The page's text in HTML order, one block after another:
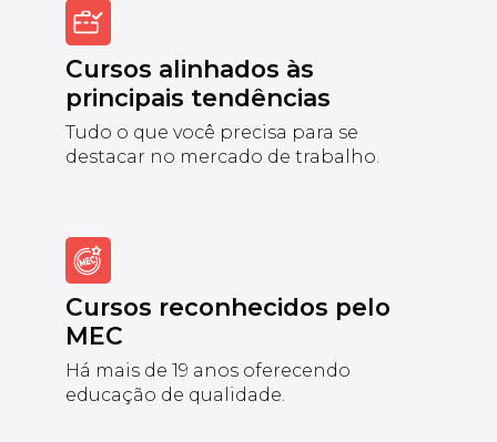
Cursos alinhados às
principais tendências
Tudo o que você precisa para se
destacar no mercado de trabalho.
Cursos reconhecidos pelo
MEC
Há mais de 19 anos oferecendo
educação de qualidade.